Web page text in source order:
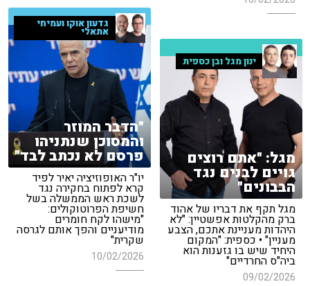
גדעון אוקו ועמיחי
אתאלי
"הדבר המוזר
והמסוכן שנתניהו
פרסם לא נכתב לבד"
יו"ר האופוזיציה יאיר לפיד
קרא לפתוח בחקירה נגד
לשכת ראש הממשלה בשל
חשיפת הפרוטוקולים:
"מישהו לקח חומרים
מודיעניים והפך אותם לגרסה
שקרית"
10/02/2026
ינון מגל ובן כספית
מגל: "אתם רוצים
גויים לבנים נגד
הבבונים"
מגל תקף את דבריו של אהוד
ברק מהקלטות אפשטיין: "לא
היהדות מעניינת אתכם, הצבע
מעניין" • כספית: "המקום
היחיד שיש בו גזענות הוא
ביה"ס החרדיים"
09/02/2026